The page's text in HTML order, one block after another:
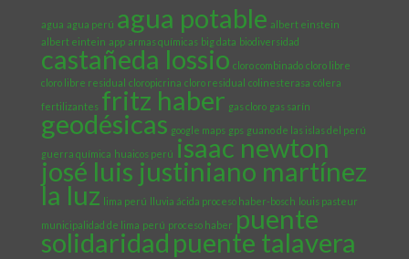
agua agua perú agua potable albert einstein
albert eintein app armas químicas big data biodiversidad
castañeda lossio cloro combinado cloro libre
cloro libre residual cloropicrina cloro residual colinesterasa cólera
fertilizantes fritz haber gas cloro gas sarín
geodésicas google maps gps guano de las islas del perú
guerra química huaicos perú isaac newton
josé luis justiniano martínez
la luz lima perú lluvia ácida proceso haber-bosch louis pasteur
municipalidad de lima perú proceso haber puente
solidaridadpuente talavera